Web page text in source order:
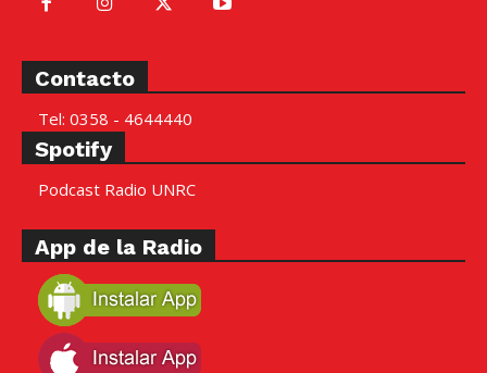
Contacto
Tel: 0358 - 4644440
Spotify
Podcast Radio UNRC
App de la Radio